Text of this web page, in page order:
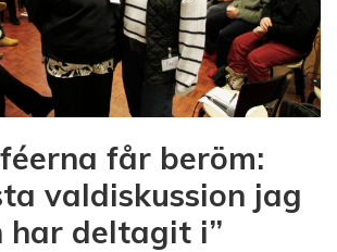
får beröm:
valdiskussion jag
har deltagit i”